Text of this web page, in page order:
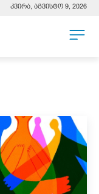
კვირა, აგვისტო 9, 2026